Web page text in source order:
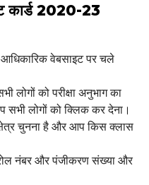
कार्ड 2020-23
वेबसाइट पर चले
लोगों को परीक्षा अनुभाग का
सभी लोगों को क्लिक कर देना।
चुनना है और आप किस क्लास
नंबर और पंजीकरण संख्या और